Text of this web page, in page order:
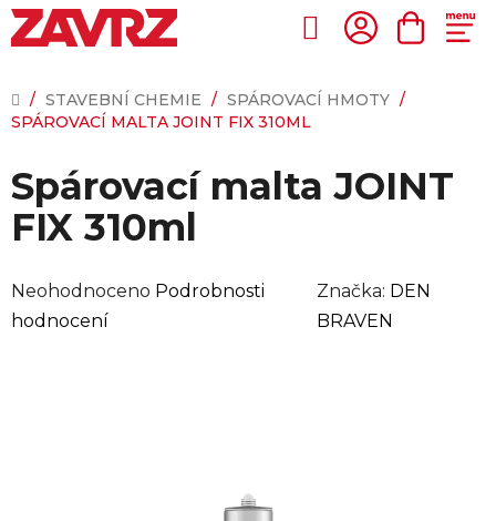
Přejít
na
Hledat
DOMŮ
/ STAVEBNÍ CHEMIE / SPÁROVACÍ HMOTY /
SPÁROVACÍ MALTA JOINT FIX 310ML
Spárovací malta JOINT
FIX 310ml
Průměrné
hodnocení
Neohodnoceno Podrobnosti
hodnocení
Značka: DEN
BRAVEN